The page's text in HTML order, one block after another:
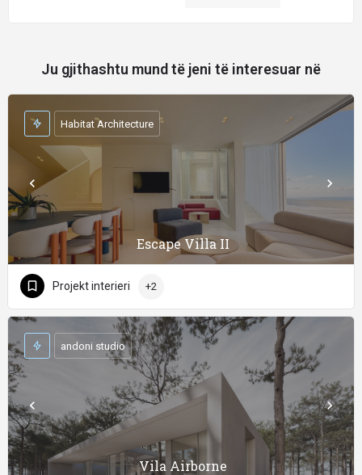
Ju gjithashtu mund të jeni të interesuar në
Escape Villa II
Habitat Architecture
Projekt interieri +2
Vila Airborne
andoni studio